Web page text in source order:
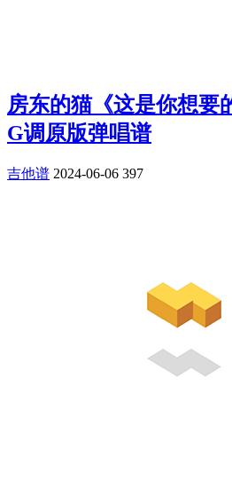
房东的猫《这是你想要
G调原版弹唱谱
吉他谱 2024-06-06 397